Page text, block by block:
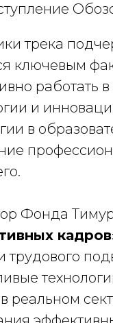
трека
ключевым
работать
и
в
Фонда Тимур
трудового
реальном